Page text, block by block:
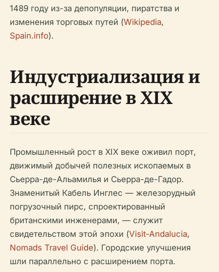
1489 году из-за депопуляции, пиратства и
изменения торговых путей (Wikipedia,
Spain.info).
Индустриализация и
расширение в XIX
веке
Промышленный рост в XIX веке оживил порт,
движимый добычей полезных ископаемых в
Сьерра-де-Альамилья и Сьерра-де-Гадор.
Знаменитый Кабель Инглес — железорудный
погрузочный пирс, спроектированный
британскими инженерами, — служит
свидетельством этой эпохи (Visit-Andalucia,
Nomads Travel Guide). Городские улучшения
шли параллельно с расширением порта.